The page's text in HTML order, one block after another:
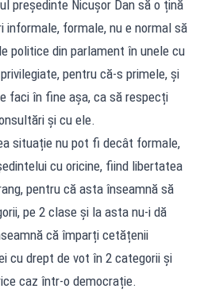
președinte Nicușor Dan să o țină
formale, nu e normal să
politice din parlament în unele cu
pentru că-s primele, și
faci în fine așa, ca să respecți
și cu ele.
situație nu pot fi decât formale,
cu oricine, fiind libertatea
pentru că asta înseamnă să
pe 2 clase și la asta nu-i dă
că împarți cetățenii
cu drept de vot în 2 categorii și
caz într-o democrație.